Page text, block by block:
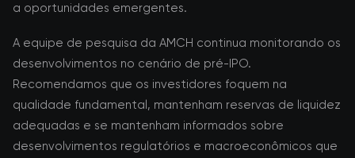
a oportunidades emergentes.
A equipe de pesquisa da AMCH continua monitorando os
desenvolvimentos no cenário de pré-IPO.
Recomendamos que os investidores foquem na
qualidade fundamental, mantenham reservas de liquidez
adequadas e se mantenham informados sobre
desenvolvimentos regulatórios e macroeconômicos que